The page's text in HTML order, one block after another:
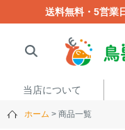
送料無料・5営業
当店について
ホーム 商品一覧
送料無料・5営業日